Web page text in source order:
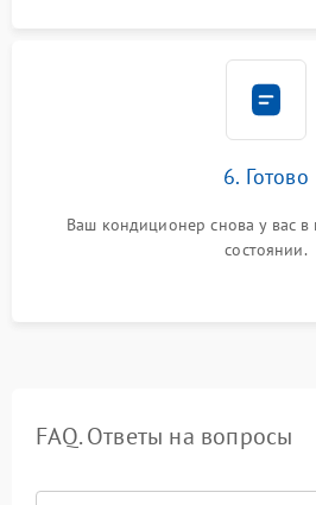
6. Готово
Ваш кондиционер снова у вас
состоянии.
FAQ. Ответы на вопросы